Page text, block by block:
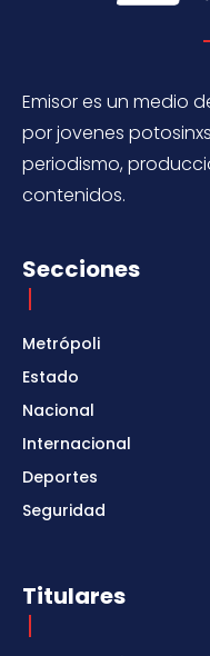
Emisor es un medio
por jovenes
periodismo,
contenidos.
Secciones
Metrópoli
Estado
Nacional
Internacional
Deportes
Seguridad
Titulares